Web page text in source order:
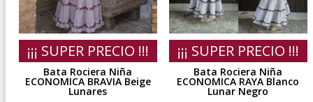
¡¡¡ SUPER PRECIO !!!
Bata Rociera Niña
ECONOMICA BRAVIA Beige
Lunares
¡¡¡ SUPER PRECIO !!!
Bata Rociera Niña
ECONOMICA RAYA Blanco
Lunar Negro